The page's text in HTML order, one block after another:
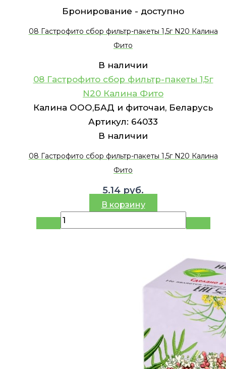
Бронирование - доступно
08 Гастрофито сбор фильтр-пакеты 1,5г N20 Калина
Фито
В наличии
08 Гастрофито сбор фильтр-пакеты 1,5г
N20 Калина Фито
Калина ООО,БАД и фиточаи, Беларусь
Артикул: 64033
В наличии
08 Гастрофито сбор фильтр-пакеты 1,5г N20 Калина
Фито
5.14 руб.
В корзину